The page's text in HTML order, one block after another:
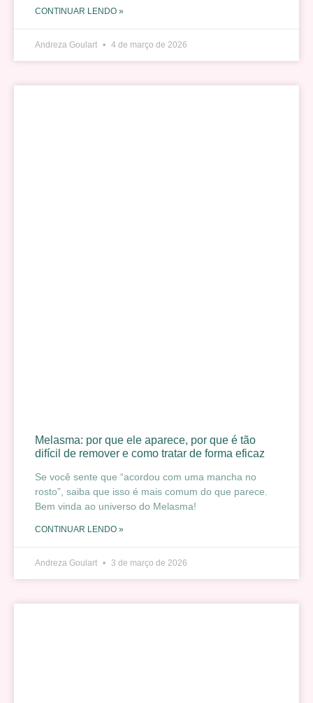
CONTINUAR LENDO »
Andreza Goulart 4 de março de 2026
Melasma: por que ele aparece, por que é tão
difícil de remover e como tratar de forma eficaz
Se você sente que “acordou com uma mancha no
rosto”, saiba que isso é mais comum do que parece.
Bem vinda ao universo do Melasma!
CONTINUAR LENDO »
Andreza Goulart 3 de março de 2026